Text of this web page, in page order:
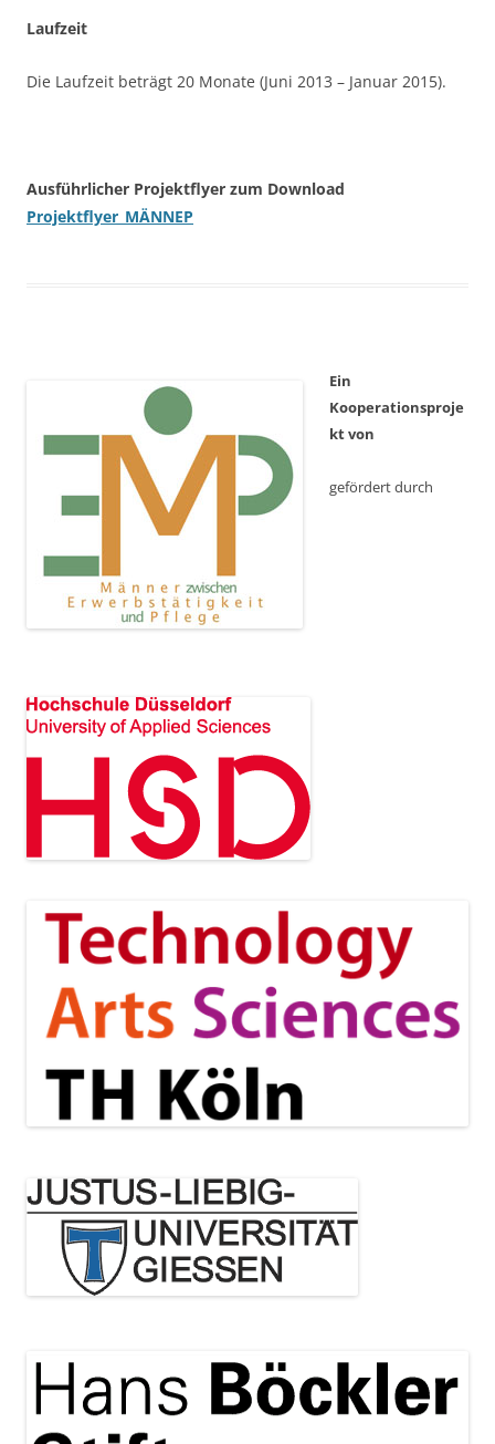
Laufzeit
Die Laufzeit beträgt 20 Monate (Juni 2013 – Januar 2015).
Ausführlicher Projektflyer zum Download
Projektflyer_MÄNNEP
Ein
Kooperationsproje
kt von
gefördert durch